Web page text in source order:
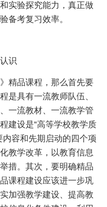
实验探究能力，真正做
备考复习效率。
识
品课程，那么首先要
是具有一流教师队伍、
一流教材、一流教学管
建设是“高等学校教学质
容和先期启动的四个项
教学改革，以教育信息
措。其次，要明确精品
课程建设应该进一步巩
加强教学建设、提高教